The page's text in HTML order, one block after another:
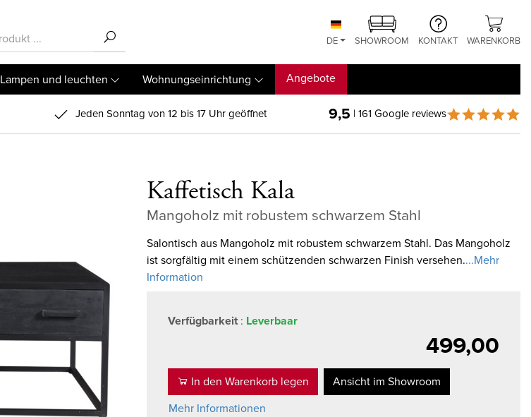
DE SHOWROOM KONTAKT WARENKORB
Lampen und leuchten Wohnungseinrichtung Angebote
Jeden Sonntag von 12 bis 17 Uhr geöffnet 9,5 | 161 Google reviews
Kaffetisch Kala
Mangoholz mit robustem schwarzem Stahl
Salontisch aus Mangoholz mit robustem schwarzem Stahl. Das Mangoholz
ist sorgfältig mit einem schützenden schwarzen Finish versehen....Mehr
Information
Verfügbarkeit : Leverbaar
499,00
In den Warenkorb legen
Ansicht im Showroom
Mehr Informationen